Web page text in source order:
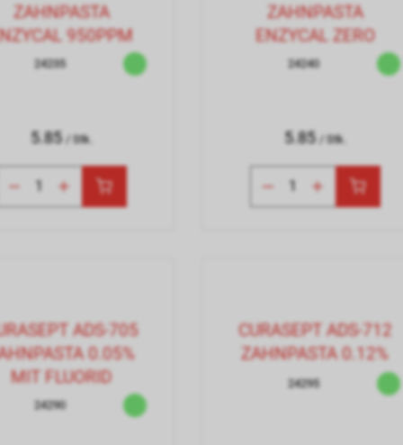
ZAHNPASTA
950PPM
24235
5.85 / Stk.
ZAHNPASTA
ENZYCAL ZERO
24240
5.85 / Stk.
ADS-705
0.05%
MIT FLUORID
24290
CURASEPT ADS-712
ZAHNPASTA 0.12%
24295